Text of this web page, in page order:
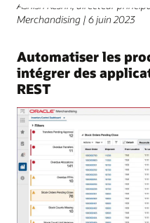
Ashish Keshri, directeur
Merchandising | 6 juin 2023
Automatiser les
intégrer des
REST